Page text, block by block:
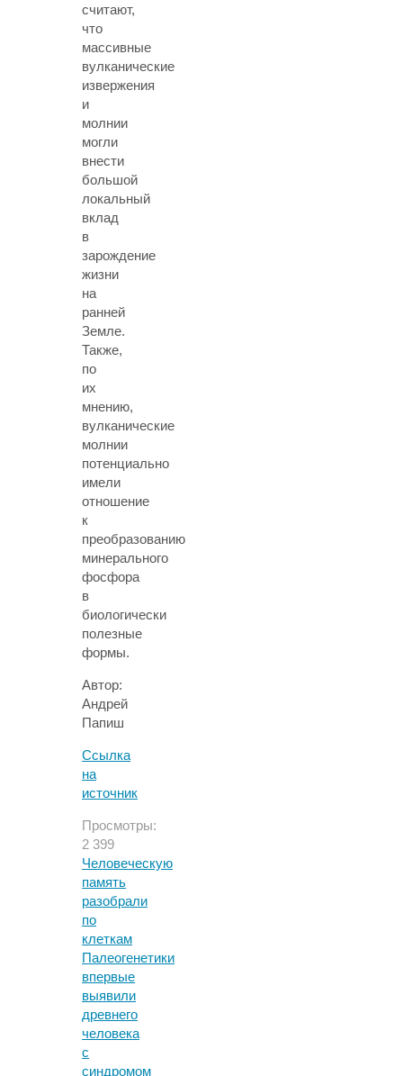
считают,
что
массивные
вулканические
извержения
и
молнии
могли
внести
большой
локальный
вклад
в
зарождение
жизни
на
ранней
Земле.
Также,
по
их
мнению,
вулканические
молнии
потенциально
имели
отношение
к
преобразованию
минерального
фосфора
в
биологически
полезные
формы.
Автор:
Андрей
Папиш
Ссылка
на
источник
Просмотры:
2 399
Человеческую
память
разобрали
по
клеткам
Палеогенетики
впервые
выявили
древнего
человека
с
синдромом